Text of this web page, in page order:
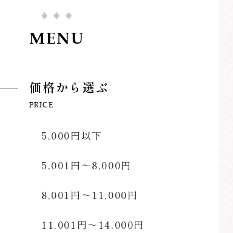
MENU
価格から選ぶ
PRICE
5,000円以下
5,001円～8,000円
8,001円～11,000円
11,001円～14,000円